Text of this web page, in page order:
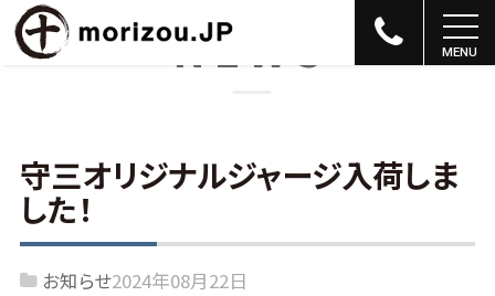
NEWS
守三オリジナルジャージ入荷しま
した！
お知らせ2024年08月22日